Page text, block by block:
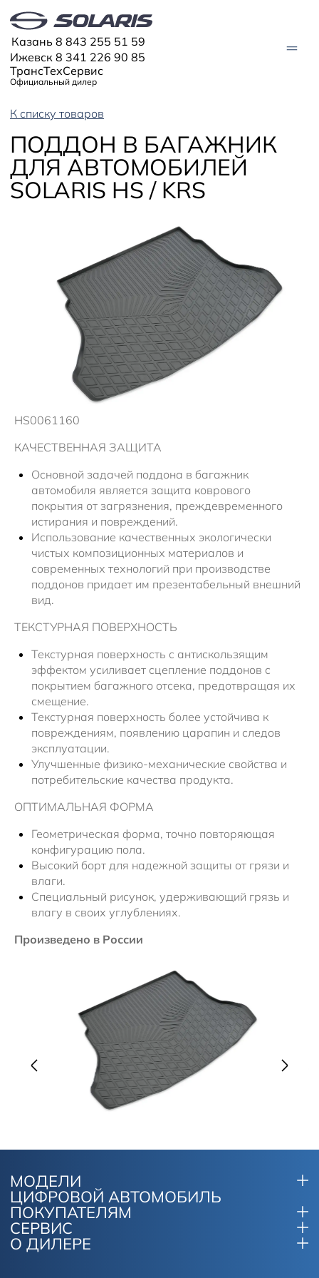
ТрансТехСервис
Официальный дилер
Казань 8 843 255 51 59
Ижевск 8 341 226 90 85
МОДЕЛИ
Solaris HC
Solaris KRX
Solaris KRS
Solaris HS
ЦИФРОВОЙ АВТОМОБИЛЬ
ПОКУПАТЕЛЯМ
Трейд-ин
Корпоративным клиентам
Оригинальные аксессуары
Тест-драйв
Solaris Страхование
Solaris Забота
Спецпредложения
Плати частями
СЕРВИС
Запасные части
Запись на сервис
Гарантия
Руководства
Помощь на дорогах
О ДИЛЕРЕ
Контакты
Информация о дилере
Новости
К списку товаров
ПОДДОН В БАГАЖНИК
ДЛЯ АВТОМОБИЛЕЙ
SOLARIS HS / KRS
HS0061160
КАЧЕСТВЕННАЯ ЗАЩИТА
Основной задачей поддона в багажник
автомобиля является защита коврового
покрытия от загрязнения, преждевременного
истирания и повреждений.
Использование качественных экологически
чистых композиционных материалов и
современных технологий при производстве
поддонов придает им презентабельный внешний
вид.
ТЕКСТУРНАЯ ПОВЕРХНОСТЬ
Текстурная поверхность с антискользящим
эффектом усиливает сцепление поддонов с
покрытием багажного отсека, предотвращая их
смещение.
Текстурная поверхность более устойчива к
повреждениям, появлению царапин и следов
эксплуатации.
Улучшенные физико-механические свойства и
потребительские качества продукта.
ОПТИМАЛЬНАЯ ФОРМА
Геометрическая форма, точно повторяющая
конфигурацию пола.
Высокий борт для надежной защиты от грязи и
влаги.
Специальный рисунок, удерживающий грязь и
влагу в своих углублениях.
Произведено в России
МОДЕЛИ
ЦИФРОВОЙ АВТОМОБИЛЬ
ПОКУПАТЕЛЯМ
СЕРВИС
О ДИЛЕРЕ